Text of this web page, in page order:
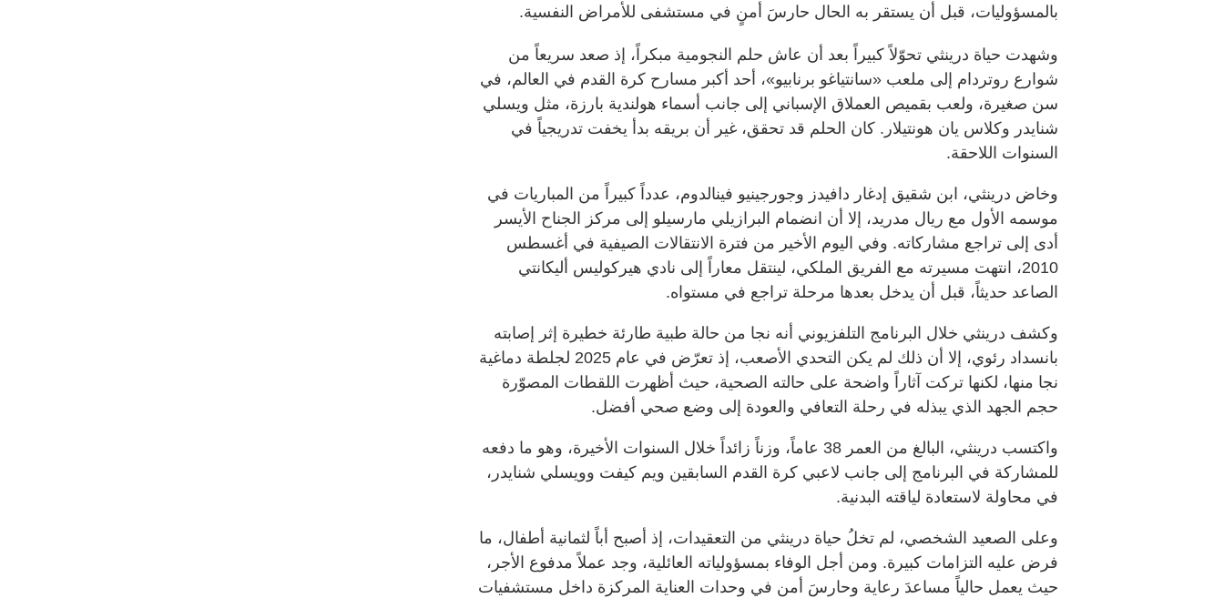
بالمسؤوليات، قبل أن يستقر به الحال حارسَ أمنٍ في مستشفى للأمراض النفسية.
وشهدت حياة درينثي تحوّلاً كبيراً بعد أن عاش حلم النجومية مبكراً، إذ صعد سريعاً من
شوارع روتردام إلى ملعب «سانتياغو برنابيو»، أحد أكبر مسارح كرة القدم في العالم، في
سن صغيرة، ولعب بقميص العملاق الإسباني إلى جانب أسماء هولندية بارزة، مثل ويسلي
شنايدر وكلاس يان هونتيلار. كان الحلم قد تحقق، غير أن بريقه بدأ يخفت تدريجياً في
السنوات اللاحقة.
وخاض درينثي، ابن شقيق إدغار دافيدز وجورجينيو فينالدوم، عدداً كبيراً من المباريات في
موسمه الأول مع ريال مدريد، إلا أن انضمام البرازيلي مارسيلو إلى مركز الجناح الأيسر
أدى إلى تراجع مشاركاته. وفي اليوم الأخير من فترة الانتقالات الصيفية في أغسطس
2010، انتهت مسيرته مع الفريق الملكي، لينتقل معاراً إلى نادي هيركوليس أليكانتي
الصاعد حديثاً، قبل أن يدخل بعدها مرحلة تراجع في مستواه.
وكشف درينثي خلال البرنامج التلفزيوني أنه نجا من حالة طبية طارئة خطيرة إثر إصابته
بانسداد رئوي، إلا أن ذلك لم يكن التحدي الأصعب، إذ تعرّض في عام 2025 لجلطة دماغية
نجا منها، لكنها تركت آثاراً واضحة على حالته الصحية، حيث أظهرت اللقطات المصوّرة
حجم الجهد الذي يبذله في رحلة التعافي والعودة إلى وضع صحي أفضل.
واكتسب درينثي، البالغ من العمر 38 عاماً، وزناً زائداً خلال السنوات الأخيرة، وهو ما دفعه
للمشاركة في البرنامج إلى جانب لاعبي كرة القدم السابقين ويم كيفت وويسلي شنايدر،
في محاولة لاستعادة لياقته البدنية.
وعلى الصعيد الشخصي، لم تخلُ حياة درينثي من التعقيدات، إذ أصبح أباً لثمانية أطفال، ما
فرض عليه التزامات كبيرة. ومن أجل الوفاء بمسؤولياته العائلية، وجد عملاً مدفوع الأجر،
حيث يعمل حالياً مساعدَ رعاية وحارسَ أمن في وحدات العناية المركزة داخل مستشفيات